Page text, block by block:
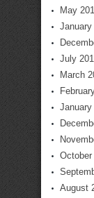
May
January
July
March
January
October
August